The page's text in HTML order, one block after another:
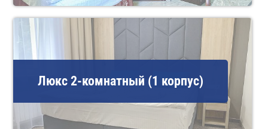
Люкс 2-комнатный (1 корпус)